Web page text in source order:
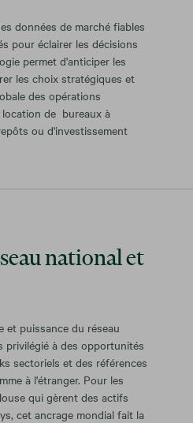
données de marché fiables
pour éclairer les décisions
permet d'anticiper les
les choix stratégiques et
des opérations
location de bureaux à
ou d'investissement
national et
et puissance du réseau
privilégié à des opportunités
sectoriels et des références
à l'étranger. Pour les
qui gèrent des actifs
cet ancrage mondial fait la